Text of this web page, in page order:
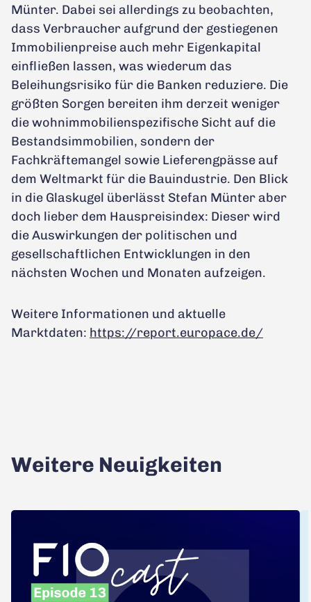
Münter. Dabei sei allerdings zu beobachten,
dass Verbraucher aufgrund der gestiegenen
Immobilienpreise auch mehr Eigenkapital
einfließen lassen, was wiederum das
Beleihungsrisiko für die Banken reduziere. Die
größten Sorgen bereiten ihm derzeit weniger
die wohnimmobilienspezifische Sicht auf die
Bestandsimmobilien, sondern der
Fachkräftemangel sowie Lieferengpässe auf
dem Weltmarkt für die Bauindustrie. Den Blick
in die Glaskugel überlässt Stefan Münter aber
doch lieber dem Hauspreisindex: Dieser wird
die Auswirkungen der politischen und
gesellschaftlichen Entwicklungen in den
nächsten Wochen und Monaten aufzeigen.
Weitere Informationen und aktuelle
Marktdaten: https://report.europace.de/
Weitere Neuigkeiten